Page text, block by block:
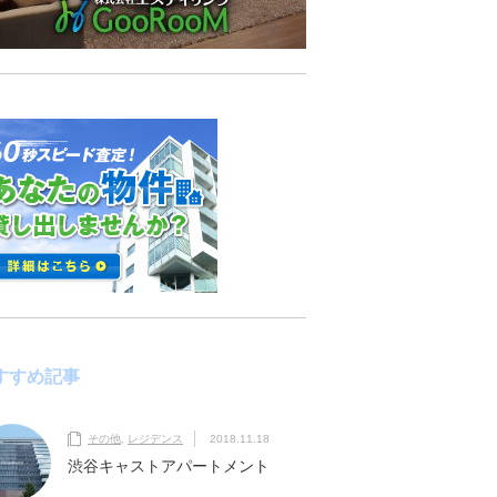
すめ記事
その他 レジデンス 2018.11.18
渋谷キャストアパートメント